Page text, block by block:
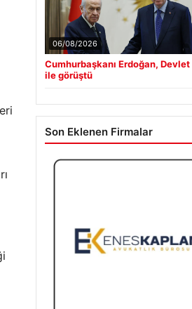
06/08/2026
Cumhurbaşkanı Erdoğan,
ile görüştü
Son Eklenen Firmalar